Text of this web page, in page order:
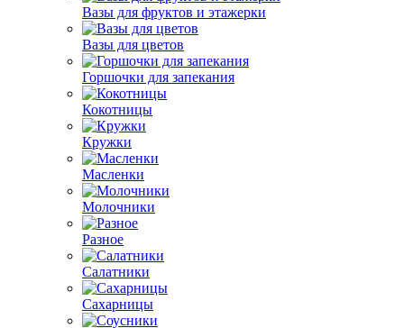
Вазы для фруктов и этажерки
Вазы для цветов
Горшочки для запекания
Кокотницы
Кружки
Масленки
Молочники
Разное
Салатники
Сахарницы